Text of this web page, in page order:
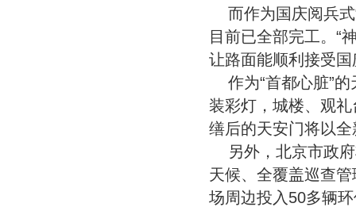
而作为国庆阅兵
目前已全部完工。“
让路面能顺利接受
作为“首都心脏”
装彩灯，城楼、观
缮后的天安门将以
另外，北京市政
天候、全覆盖巡查
场周边投入50多辆